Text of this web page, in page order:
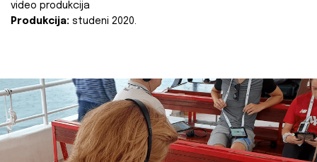
video produkcija
Produkcija: studeni 2020.